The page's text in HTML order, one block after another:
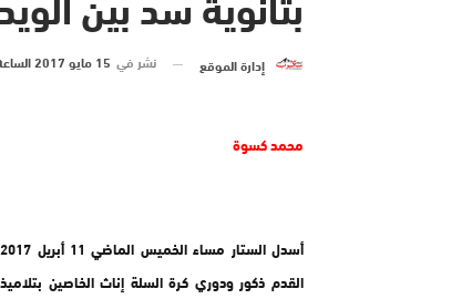
إدارة الموقع نشر في 15 مايو 2017 الساعة 11 و 33 دقيقة
محمد كسوة
القدم ذكور ودوري كرة السلة إناث الخاصين